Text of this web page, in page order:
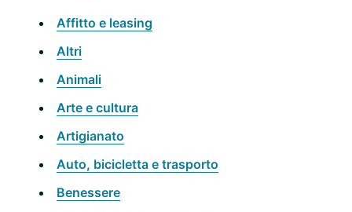
Affitto e leasing
Altri
Animali
Arte e cultura
Artigianato
Auto, bicicletta e trasporto
Benessere